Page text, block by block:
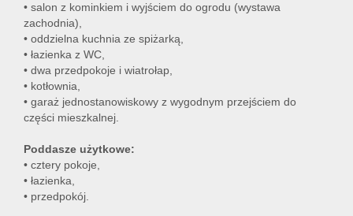
• salon z kominkiem i wyjściem do ogrodu (wystawa
zachodnia),
• oddzielna kuchnia ze spiżarką,
• łazienka z WC,
• dwa przedpokoje i wiatrołap,
• kotłownia,
• garaż jednostanowiskowy z wygodnym przejściem do
części mieszkalnej.
Poddasze użytkowe:
• cztery pokoje,
• łazienka,
• przedpokój.